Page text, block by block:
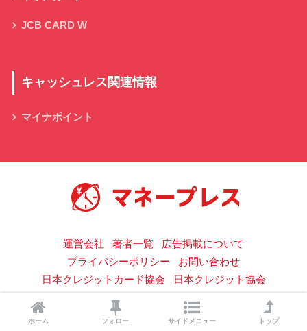
JCB CARD W
キャッシュレス関連情報
マイナポイント
運営会社 著者一覧
広告掲載について
プライバシーポリシー
お問い合わせ
日本クレジットカード協会
日本クレジット協会
© 2026 マネープレス All rights reserved.
ホーム フォロー サイドメニュー トップ